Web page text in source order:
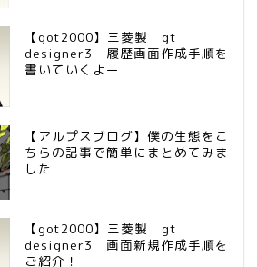
【got2000】三菱製 gt
designer3 履歴画面作成手順を
書いていくよー
【アルプスブログ】僕の生態をこ
ちらの記事で簡単にまとめてみま
した
【got2000】三菱製 gt
designer3 画面新規作成手順を
ご紹介！